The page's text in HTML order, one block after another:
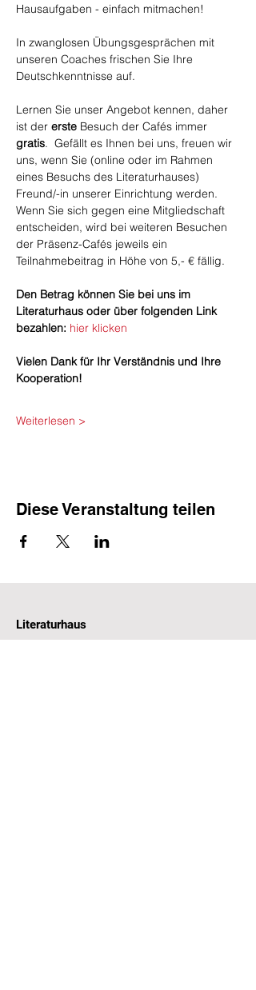
Hausaufgaben - einfach mitmachen!
In zwanglosen Übungsgesprächen mit
unseren Coaches frischen Sie Ihre
Deutschkenntnisse auf.
Lernen Sie unser Angebot kennen, daher
ist der erste Besuch der Cafés immer
gratis.  Gefällt es Ihnen bei uns, freuen wir
uns, wenn Sie (online oder im Rahmen
eines Besuchs des Literaturhauses)
Freund/-in unserer Einrichtung werden.
Wenn Sie sich gegen eine Mitgliedschaft
entscheiden, wird bei weiteren Besuchen
der Präsenz-Cafés jeweils ein
Teilnahmebeitrag in Höhe von 5,- € fällig.
​Den Betrag können Sie bei uns im
Literaturhaus oder über folgenden Link
bezahlen: hier klicken
Vielen Dank für Ihr Verständnis und Ihre
Kooperation!
Weiterlesen >
Diese Veranstaltung teilen
Literaturhaus